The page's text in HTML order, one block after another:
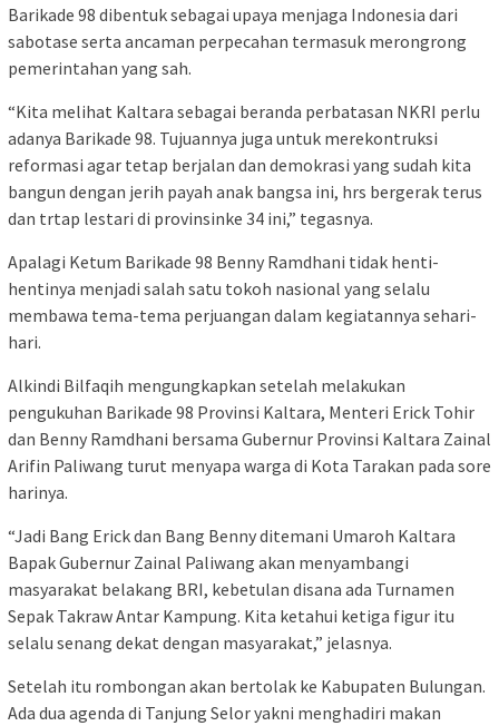
Barikade 98 dibentuk sebagai upaya menjaga Indonesia dari
sabotase serta ancaman perpecahan termasuk merongrong
pemerintahan yang sah.
“Kita melihat Kaltara sebagai beranda perbatasan NKRI perlu
adanya Barikade 98. Tujuannya juga untuk merekontruksi
reformasi agar tetap berjalan dan demokrasi yang sudah kita
bangun dengan jerih payah anak bangsa ini, hrs bergerak terus
dan trtap lestari di provinsinke 34 ini,” tegasnya.
Apalagi Ketum Barikade 98 Benny Ramdhani tidak henti-
hentinya menjadi salah satu tokoh nasional yang selalu
membawa tema-tema perjuangan dalam kegiatannya sehari-
hari.
Alkindi Bilfaqih mengungkapkan setelah melakukan
pengukuhan Barikade 98 Provinsi Kaltara, Menteri Erick Tohir
dan Benny Ramdhani bersama Gubernur Provinsi Kaltara Zainal
Arifin Paliwang turut menyapa warga di Kota Tarakan pada sore
harinya.
“Jadi Bang Erick dan Bang Benny ditemani Umaroh Kaltara
Bapak Gubernur Zainal Paliwang akan menyambangi
masyarakat belakang BRI, kebetulan disana ada Turnamen
Sepak Takraw Antar Kampung. Kita ketahui ketiga figur itu
selalu senang dekat dengan masyarakat,” jelasnya.
Setelah itu rombongan akan bertolak ke Kabupaten Bulungan.
Ada dua agenda di Tanjung Selor yakni menghadiri makan